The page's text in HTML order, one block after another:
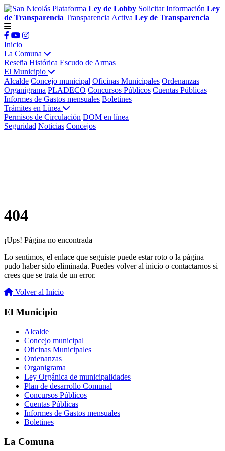
Plataforma Ley de Lobby Solicitar Información Ley
de Transparencia Transparencia Activa Ley de Transparencia
Inicio
La Comuna
Reseña Histórica Escudo de Armas
El Municipio
Alcalde Concejo municipal Oficinas Municipales Ordenanzas
Organigrama PLADECO Concursos Públicos Cuentas Públicas
Informes de Gastos mensuales Boletines
Trámites en Línea
Permisos de Circulación DOM en línea
Seguridad Noticias Concejos
404
¡Ups! Página no encontrada
Lo sentimos, el enlace que seguiste puede estar roto o la página
pudo haber sido eliminada. Puedes volver al inicio o contactarnos si
crees que se trata de un error.
Volver al Inicio
El Municipio
Alcalde
Concejo municipal
Oficinas Municipales
Ordenanzas
Organigrama
Ley Orgánica de municipalidades
Plan de desarrollo Comunal
Concursos Públicos
Cuentas Públicas
Informes de Gastos mensuales
Boletines
La Comuna